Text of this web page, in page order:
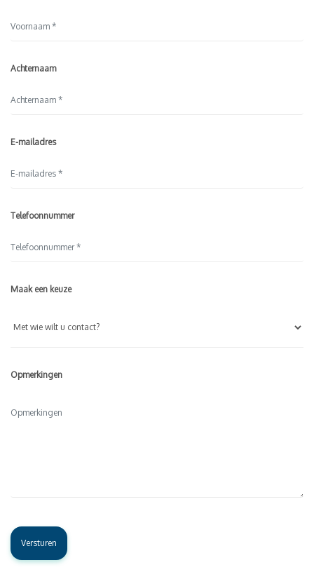
Achternaam
E-mailadres
Telefoonnummer
Maak een keuze
Opmerkingen